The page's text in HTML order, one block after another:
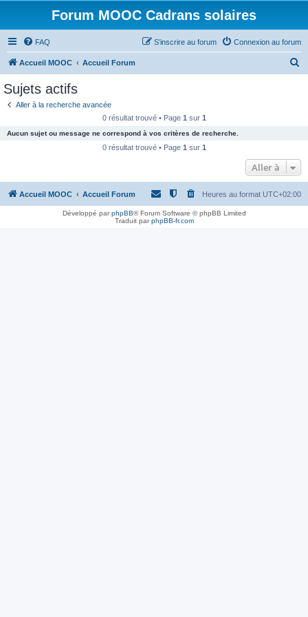
Forum MOOC Cadrans solaires
FAQ Connexion au forum
S’inscrire au forum
Accueil MOOC Accueil Forum
c
e
Sujets actifs
Aller à la recherche avancée
0 résultat trouvé • Page 1 sur 1
Aucun sujet ou message ne correspond à vos critères de recherche.
0 résultat trouvé • Page 1 sur 1
Aller à
Accueil MOOC Accueil Forum Heures au format UTC+02:00
Développé parphpBB® Forum Software © phpBB Limited
Traduit parphpBB-fr.com